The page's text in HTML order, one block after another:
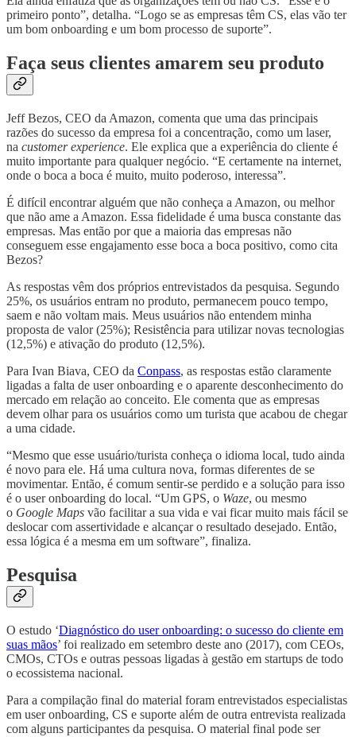
primeiro ponto”, detalha. “Logo se as empresas têm CS, elas vão ter
um bom onboarding e um bom processo de suporte”.
Faça seus clientes amarem seu produto
Jeff Bezos, CEO da Amazon, comenta que uma das principais
razões do sucesso da empresa foi a concentração, como um laser,
na customer experience. Ele explica que a experiência do cliente é
muito importante para qualquer negócio. “E certamente na internet,
onde o boca a boca é muito, muito poderoso, interessa”.
É difícil encontrar alguém que não conheça a Amazon, ou melhor
que não ame a Amazon. Essa fidelidade é uma busca constante das
empresas. Mas então por que a maioria das empresas não
conseguem esse engajamento esse boca a boca positivo, como cita
Bezos?
As respostas vêm dos próprios entrevistados da pesquisa. Segundo
25%, os usuários entram no produto, permanecem pouco tempo,
saem e não voltam mais. Meus usuários não entendem minha
proposta de valor (25%); Resistência para utilizar novas tecnologias
(12,5%) e ativação do produto (12,5%).
Para Ivan Biava, CEO da Conpass, as respostas estão claramente
ligadas a falta de user onboarding e o aparente desconhecimento do
mercado em relação ao conceito. Ele comenta que as empresas
devem olhar para os usuários como um turista que acabou de chegar
a uma cidade.
“Mesmo que esse usuário/turista conheça o idioma local, tudo ainda
é novo para ele. Há uma cultura nova, formas diferentes de se
movimentar. Então, é comum sentir-se perdido e a solução para isso
é o user onboarding do local. “Um GPS, o Waze, ou mesmo
o Google Maps vão facilitar a sua vida e vai ficar muito mais fácil se
deslocar com assertividade e alcançar o resultado desejado. Então,
essa lógica é a mesma em um software”, finaliza.
Pesquisa
O estudo ‘Diagnóstico do user onboarding: o sucesso do cliente em
suas mãos’ foi realizado em setembro deste ano (2017), com CEOs,
CMOs, CTOs e outras pessoas ligadas à gestão em startups de todo
o ecossistema nacional.
Para a compilação final do material foram entrevistados especialistas
em user onboarding, CS e suporte além de outra entrevista realizada
com alguns participantes da pesquisa. O material final pode ser